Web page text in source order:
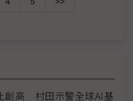
創高 村田示警全球AI基